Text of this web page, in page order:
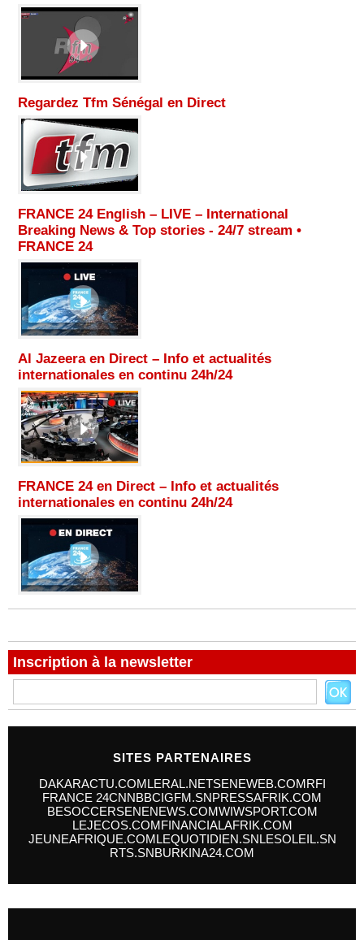
Regardez Tfm Sénégal en Direct
FRANCE 24 English – LIVE – International
Breaking News & Top stories - 24/7 stream •
FRANCE 24
Al Jazeera en Direct – Info et actualités
internationales en continu 24h/24
FRANCE 24 en Direct – Info et actualités
internationales en continu 24h/24
Inscription à la newsletter
SITES PARTENAIRES
DAKARACTU.COMLERAL.NETSENEWEB.COMRFI
FRANCE 24CNNBBCIGFM.SNPRESSAFRIK.COM
BESOCCERSENENEWS.COMWIWSPORT.COM
LEJECOS.COMFINANCIALAFRIK.COM
JEUNEAFRIQUE.COMLEQUOTIDIEN.SNLESOLEIL.SN
RTS.SNBURKINA24.COM